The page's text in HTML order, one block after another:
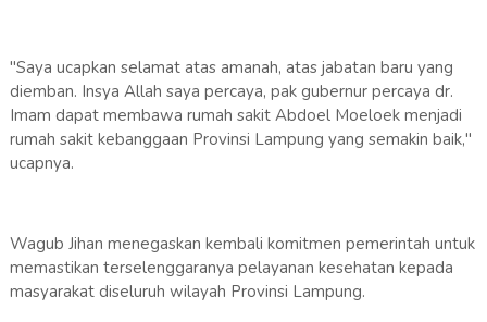
"Saya ucapkan selamat atas amanah, atas jabatan baru yang
diemban. Insya Allah saya percaya, pak gubernur percaya dr.
Imam dapat membawa rumah sakit Abdoel Moeloek menjadi
rumah sakit kebanggaan Provinsi Lampung yang semakin baik,"
ucapnya.
Wagub Jihan menegaskan kembali komitmen pemerintah untuk
memastikan terselenggaranya pelayanan kesehatan kepada
masyarakat diseluruh wilayah Provinsi Lampung.